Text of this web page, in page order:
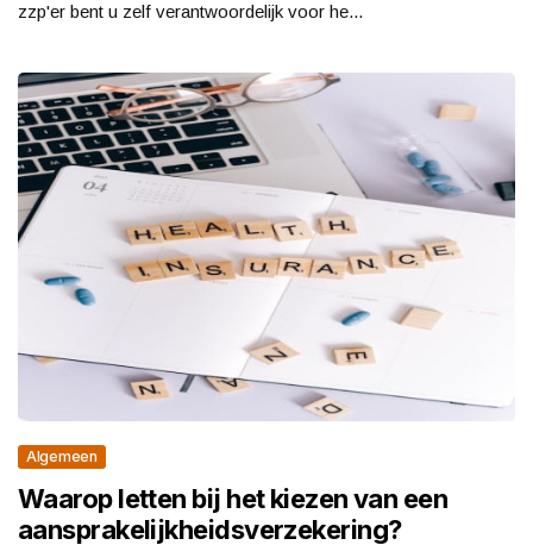
zzp'er bent u zelf verantwoordelijk voor he...
Algemeen
Waarop letten bij het kiezen van een
aansprakelijkheidsverzekering?